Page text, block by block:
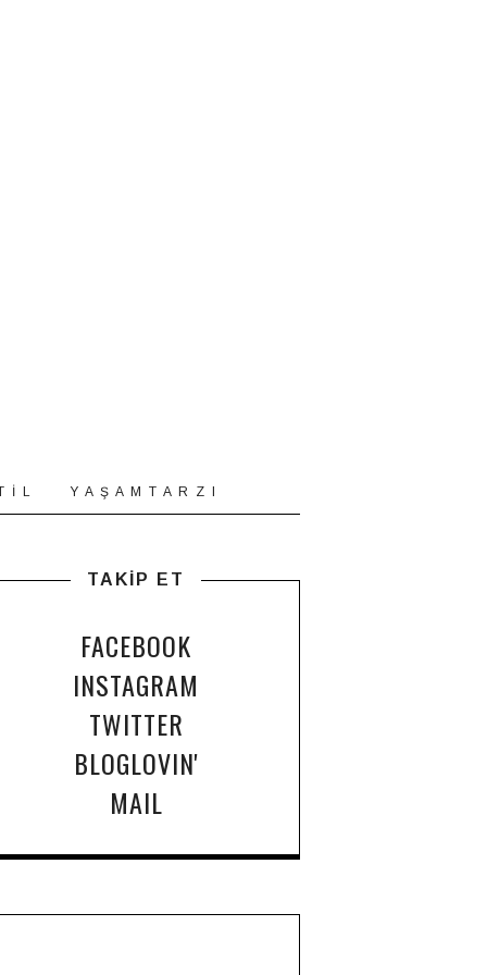
İ L Y A Ş A M T A R Z I
TAKİP ET
FACEBOOK
INSTAGRAM
TWITTER
BLOGLOVIN'
MAIL